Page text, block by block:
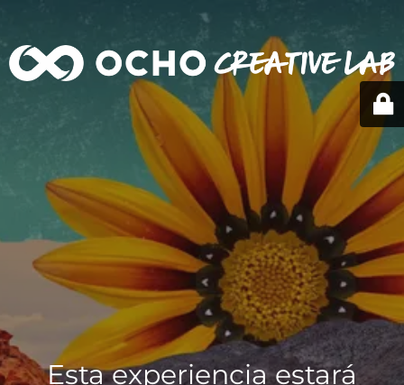
Esta experiencia estará